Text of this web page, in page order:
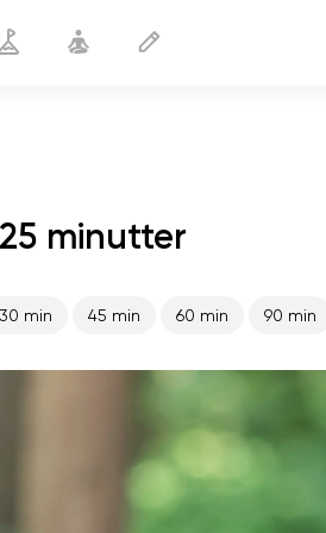
minutter
30 min 45 min 60 min 90 min